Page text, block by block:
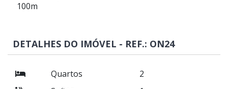
100m
DETALHES DO IMÓVEL - REF.: ON24
Quartos
2